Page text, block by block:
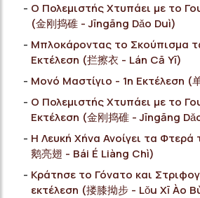
Ο Πολεμιστής Χτυπάει με το
(金刚捣碓 - Jīngāng Dǎo Duì)
Μπλοκάροντας το Σκούπισμα
Εκτέλεση (拦擦衣 - Lán Cā Yī)
Μονό Μαστίγιο - 1η Εκτέλεση (
Ο Πολεμιστής Χτυπάει με το
Εκτέλεση (金刚捣碓 - Jīngāng
Η Λευκή Χήνα Ανοίγει τα Φτερά
鹅亮翅 - Bái É Liàng Chì)
Κράτησε το Γόνατο και
εκτέλεση (搂膝拗步 - Lǒu Xī Ào